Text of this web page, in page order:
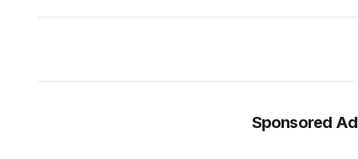
Sponsored Ad